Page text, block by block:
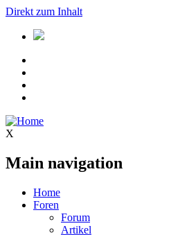
Direkt zum Inhalt
X
Main navigation
Home
Foren
Forum
Artikel